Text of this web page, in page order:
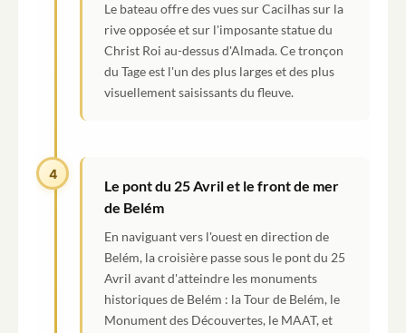
Le bateau offre des vues sur Cacilhas sur la
rive opposée et sur l'imposante statue du
Christ Roi au-dessus d'Almada. Ce tronçon
du Tage est l'un des plus larges et des plus
visuellement saisissants du fleuve.
4
Le pont du 25 Avril et le front de mer
de Belém
En naviguant vers l'ouest en direction de
Belém, la croisière passe sous le pont du 25
Avril avant d'atteindre les monuments
historiques de Belém : la Tour de Belém, le
Monument des Découvertes, le MAAT, et